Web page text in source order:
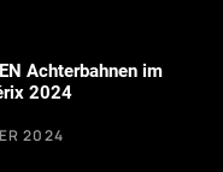
Achterbahnen im
2024
2024